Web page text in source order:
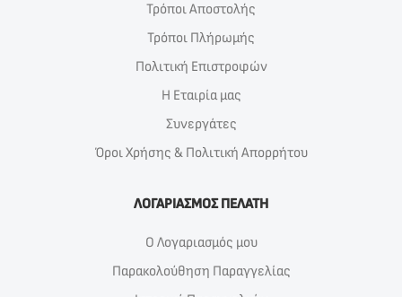
Τρόποι Αποστολής
Τρόποι Πλήρωμής
Πολιτική Επιστροφών
Η Εταιρία μας
Συνεργάτες
Όροι Χρήσης & Πολιτική Απορρήτου
ΛΟΓΑΡΙΑΣΜΟΣ ΠΕΛΑΤΗ
Ο Λογαριασμός μου
Παρακολούθηση Παραγγελίας